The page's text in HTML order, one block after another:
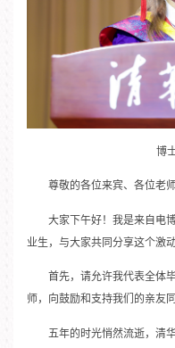
博
尊敬的各位来宾、各位老
大家下午好！我是来自电
业生，与大家共同分享这个激
首先，请允许我代表全体
师，向鼓励和支持我们的亲友
五年的时光悄然流逝，清